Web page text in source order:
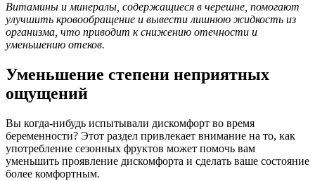
Витамины и минералы, содержащиеся в черешне, помогают
улучшить кровообращение и вывести лишнюю жидкость из
организма, что приводит к снижению отечности и
уменьшению отеков.
Уменьшение степени неприятных
ощущений
Вы когда-нибудь испытывали дискомфорт во время
беременности? Этот раздел привлекает внимание на то, как
употребление сезонных фруктов может помочь вам
уменьшить проявление дискомфорта и сделать ваше состояние
более комфортным.